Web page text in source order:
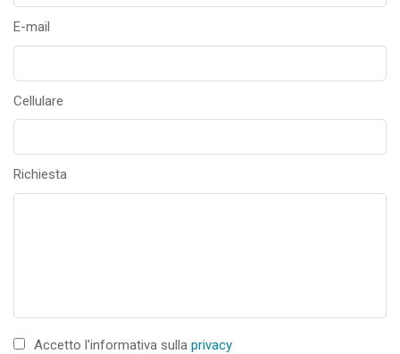
E-mail
Cellulare
Richiesta
Accetto l'informativa sulla privacy